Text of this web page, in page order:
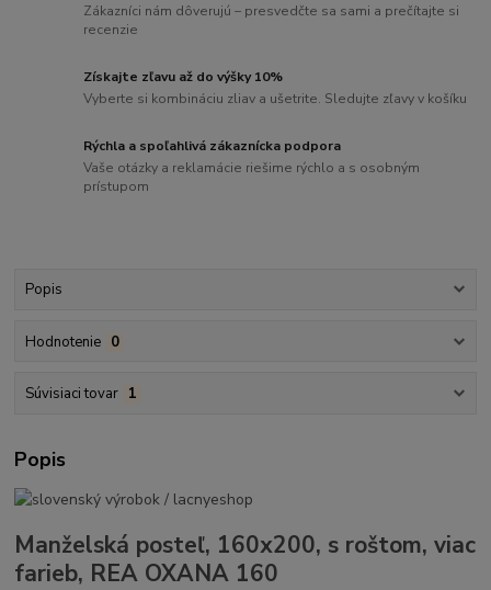
Zákazníci nám dôverujú – presvedčte sa sami a prečítajte si
recenzie
Získajte zľavu až do výšky 10%
Vyberte si kombináciu zliav a ušetrite. Sledujte zľavy v košíku
Rýchla a spoľahlivá zákaznícka podpora
Vaše otázky a reklamácie riešime rýchlo a s osobným
prístupom
Popis
Hodnotenie 0
Súvisiaci tovar 1
Popis
Manželská posteľ, 160x200, s roštom, viac
farieb, REA OXANA 160